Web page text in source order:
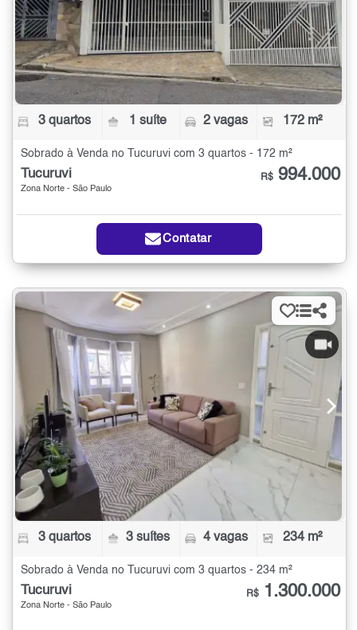
3 quartos 1 suíte 2 vagas 172 m²
Sobrado à Venda no Tucuruvi com 3 quartos - 172 m²
Tucuruvi
Zona Norte - São Paulo
R$ 994.000
Contatar
3 quartos 3 suítes 4 vagas 234 m²
Sobrado à Venda no Tucuruvi com 3 quartos - 234 m²
Tucuruvi
Zona Norte - São Paulo
R$ 1.300.000